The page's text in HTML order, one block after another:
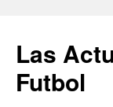
Las
Futbol